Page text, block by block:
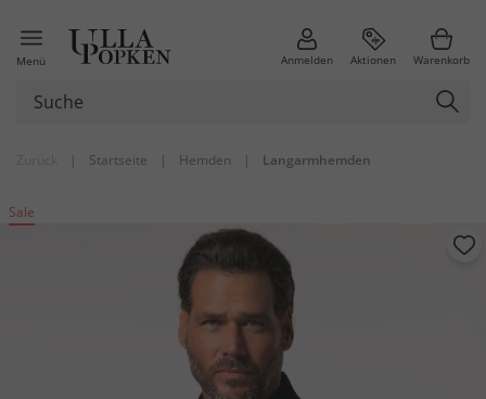
Menü Anmelden Aktionen Warenkorb
| Startseite | Hemden | Langarmhemden
Sale